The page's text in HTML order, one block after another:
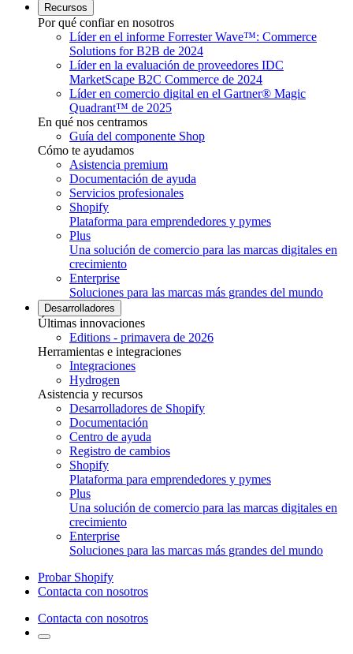
Recursos
Por qué confiar en nosotros
Líder en el informe Forrester Wave™: Commerce
Solutions for B2B de 2024
Líder en la evaluación de proveedores IDC
MarketScape B2C Commerce de 2024
Líder en comercio digital en el Gartner® Magic
Quadrant™ de 2025
En qué nos centramos
Guía del componente Shop
Cómo te ayudamos
Asistencia premium
Documentación de ayuda
Servicios profesionales
Shopify
Plataforma para emprendedores y pymes
Plus
Una solución de comercio para las marcas digitales en
crecimiento
Enterprise
Soluciones para las marcas más grandes del mundo
Desarrolladores
Últimas innovaciones
Editions - primavera de 2026
Herramientas e integraciones
Integraciones
Hydrogen
Asistencia y recursos
Desarrolladores de Shopify
Documentación
Centro de ayuda
Registro de cambios
Shopify
Plataforma para emprendedores y pymes
Plus
Una solución de comercio para las marcas digitales en
crecimiento
Enterprise
Soluciones para las marcas más grandes del mundo
Probar Shopify
Contacta con nosotros
Contacta con nosotros